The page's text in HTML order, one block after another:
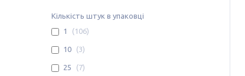
Кількість штук в упаковці
1
106
10 3
25 7